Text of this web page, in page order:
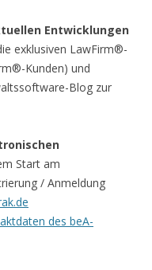
Entwicklungen
exklusiven LawFirm®-
Kunden) und
Blog zur
Start am
/ Anmeldung
des beA-